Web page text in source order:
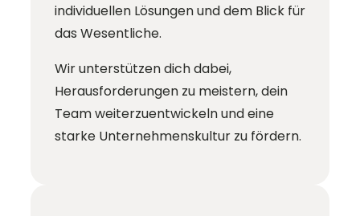
individuellen Lösungen und dem Blick für
das Wesentliche.
Wir unterstützen dich dabei,
Herausforderungen zu meistern, dein
Team weiterzuentwickeln und eine
starke Unternehmenskultur zu fördern.